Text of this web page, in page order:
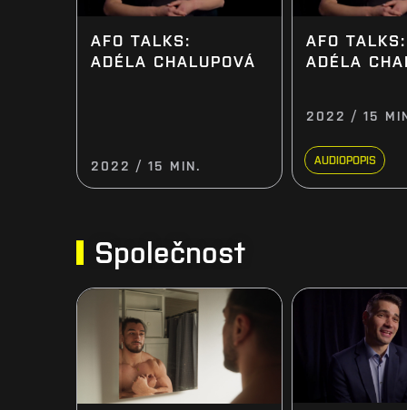
AFO TALKS:
ADÉLA CHALUPOVÁ
2022 / 15 MIN.
AFO TALKS:
ADÉLA
2022 / 15
AUDIOPOPIS
Společnost